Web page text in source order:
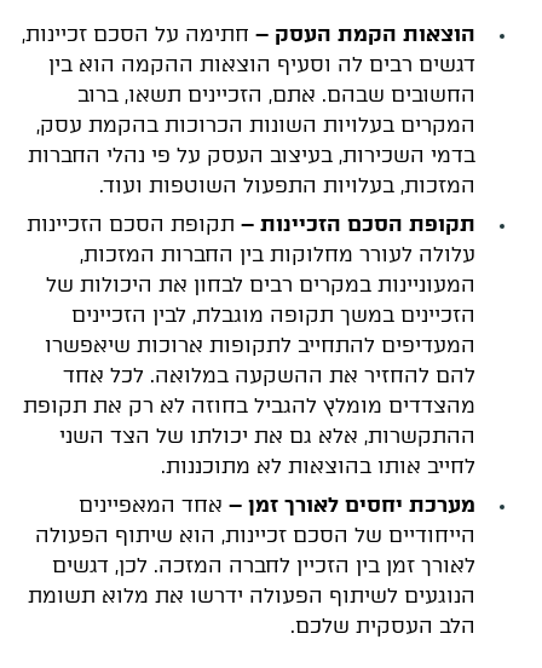
הוצאות הקמת העסק – חתימה על הסכם זכיינות,
דגשים רבים לה וסעיף הוצאות ההקמה הוא בין
החשובים שבהם. אתם, הזכיינים תשאו, ברוב
המקרים בעלויות השונות הכרוכות בהקמת עסק,
בדמי השכירות, בעיצוב העסק על פי נהלי החברות
המזכות, בעלויות התפעול השוטפות ועוד.
תקופת הסכם הזכיינות – תקופת הסכם הזכיינות
עלולה לעורר מחלוקות בין החברות המזכות,
המעוניינות במקרים רבים לבחון את היכולות של
הזכיינים במשך תקופה מוגבלת, לבין הזכיינים
המעדיפים להתחייב לתקופות ארוכות שיאפשרו
להם להחזיר את ההשקעה במלואה. לכל אחד
מהצדדים מומלץ להגביל בחוזה לא רק את תקופת
ההתקשרות, אלא גם את יכולתו של הצד השני
לחייב אותו בהוצאות לא מתוכננות.
מערכת יחסים לאורך זמן – אחד המאפיינים
הייחודיים של הסכם זכיינות, הוא שיתוף הפעולה
לאורך זמן בין הזכיין לחברה המזכה. לכן, דגשים
הנוגעים לשיתוף הפעולה ידרשו את מלוא תשומת
הלב העסקית שלכם.